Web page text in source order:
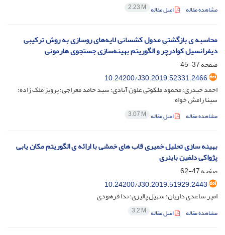
مشاهده مقاله اصل مقاله 2.23 M
محاسبه ی بازگشتی مدول کشسانی لایه‌های روسازی به روش ترکیبی
دیفرانسیل کوادرچر و الگوریتم بهینه‌سازی جستجوی هارمونی
صفحه37-45
10.24200/J30.2019.52331.2466
احمد حیدری؛ محمود ملکوتی علون آبادی؛ سید حامد معراجی؛ پرویز ملک زاده؛
سینا رامش خواه
مشاهده مقاله اصل مقاله 3.07 M
بهینه سازی تحلیل خمیری قاب های خمشی با ارائه ی الگوریتم مکان یابی
پژواکی دلفین باینری
صفحه47-62
10.24200/J30.2019.51929.2443
امیر ساعدی داریان؛ سهیل پالیزی؛ ندا فرهودی
مشاهده مقاله اصل مقاله 3.2 M